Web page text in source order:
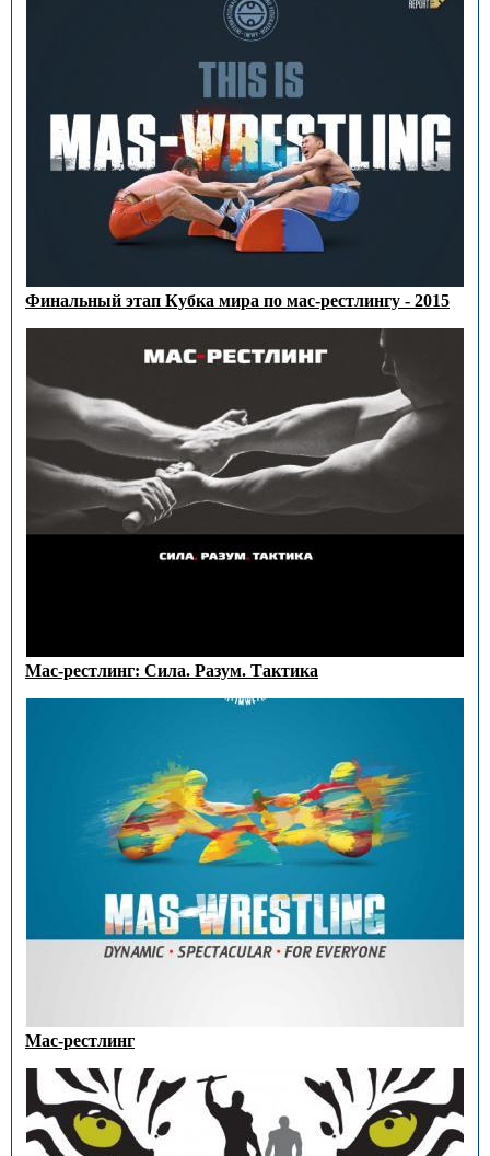
Финальный этап Кубка мира по мас-рестлингу - 2015
Мас-рестлинг: Сила. Разум. Тактика
Мас-рестлинг